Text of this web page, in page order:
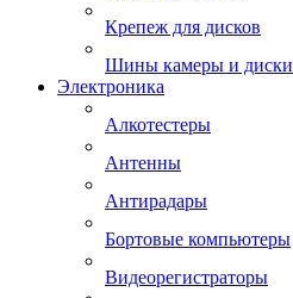
Крепеж для дисков
Шины камеры и диски
Электроника
Алкотестеры
Антенны
Антирадары
Бортовые компьютеры
Видеорегистраторы